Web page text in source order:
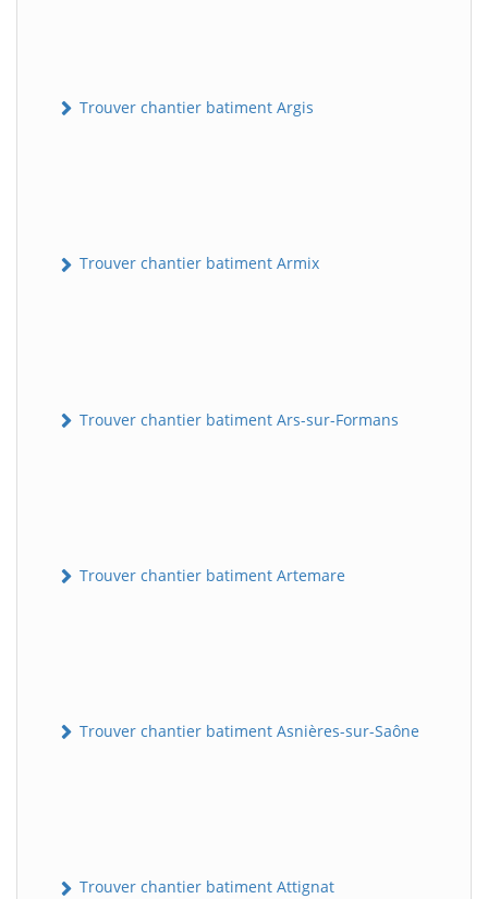
Trouver chantier batiment Argis
Trouver chantier batiment Armix
Trouver chantier batiment Ars-sur-Formans
Trouver chantier batiment Artemare
Trouver chantier batiment Asnières-sur-Saône
Trouver chantier batiment Attignat